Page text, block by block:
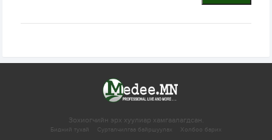
Зохиогчийн эрх хуулиар хамгаалагдсан.
Бидний тухай Сурталчилгаа байршуулах Холбоо барих